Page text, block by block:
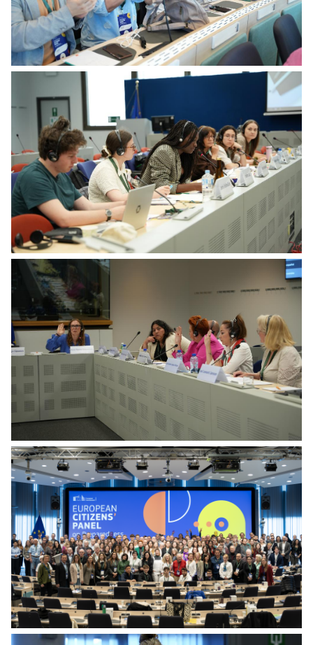
Citizens' Panel on Preparedness - 3rd session plenary
Citizens' Panel on Preparedness - 3rd session plenary
Citizens' Panel on Preparedness - 3rd session working groups